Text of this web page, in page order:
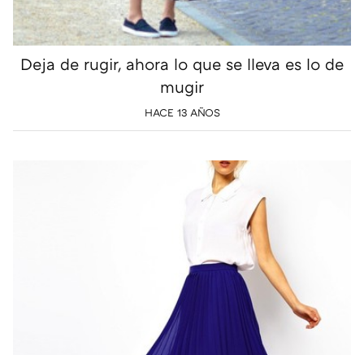
Deja de rugir, ahora lo que se lleva es lo de
mugir
HACE 13 AÑOS